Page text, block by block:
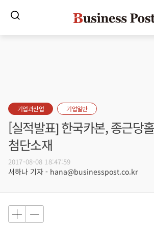
기업과산업 기업일반
[실적발표] 한국카본, 종근당
첨단소재
2017-08-08 18:47:59
서하나 기자 - hana@businesspost.co.kr